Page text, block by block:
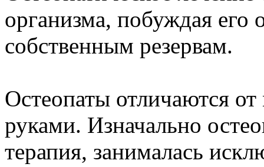
организма, побуждая его
собственным резервам.
Остеопаты отличаются
руками. Изначально
терапия, занималась